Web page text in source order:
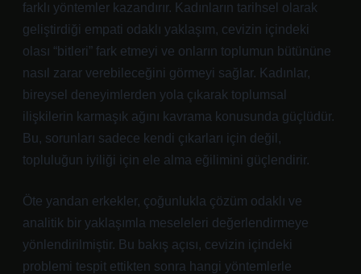
farklı yöntemler kazandırır. Kadınların tarihsel olarak
geliştirdiği empati odaklı yaklaşım, cevizin içindeki
olası “bitleri” fark etmeyi ve onların toplumun bütününe
nasıl zarar verebileceğini görmeyi sağlar. Kadınlar,
bireysel deneyimlerden yola çıkarak toplumsal
ilişkilerin karmaşık ağını kavrama konusunda güçlüdür.
Bu, sorunları sadece kendi çıkarları için değil,
topluluğun iyiliği için ele alma eğilimini güçlendirir.
Öte yandan erkekler, çoğunlukla çözüm odaklı ve
analitik bir yaklaşımla meseleleri değerlendirmeye
yönlendirilmiştir. Bu bakış açısı, cevizin içindeki
problemi tespit ettikten sonra hangi yöntemlerle